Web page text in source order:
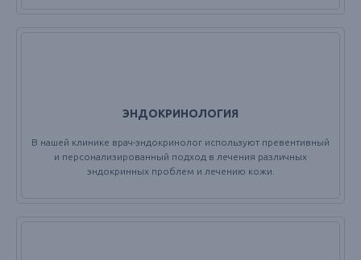
ЭНДОКРИНОЛОГИЯ
В нашей клинике врач-эндокринолог используют превентивный
и персонализированный подход в лечения различных
эндокринных проблем и лечению кожи.